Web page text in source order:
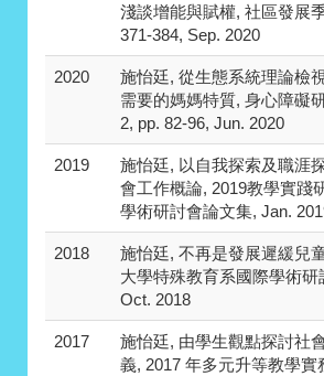
淺談增能與賦權, 社區發展
371-384, Sep. 2020
2020
施怡廷, 從生態系統理論檢
需要的媽媽特質, 身心障礙
2, pp. 82-96, Jun. 2020
2019
施怡廷, 以自我探索及職涯
會工作概論, 2019教學實踐
學術研討會論文集, Jan.
2018
施怡廷, 不再是發展遲緩兒
大學特殊教育系國際學術研
Oct. 2018
2017
施怡廷, 由學生觀點探討社
義, 2017 年多元升等教學實